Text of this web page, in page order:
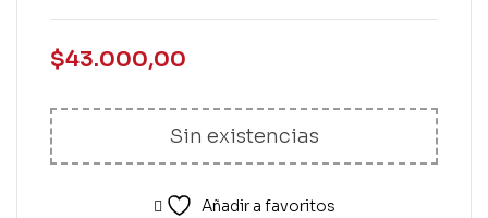
$43.000,00
Sin existencias
Añadir a favoritos